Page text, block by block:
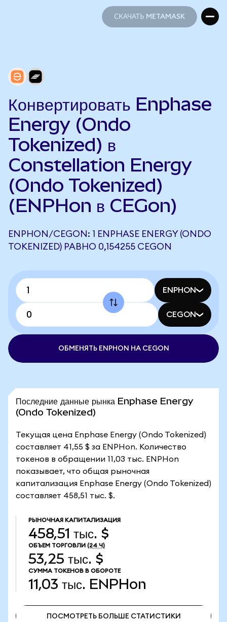
СКАЧАТЬ METAMASK
Конвертировать Enphase
Energy (Ondo
Tokenized) в
Constellation Energy
(Ondo Tokenized)
(ENPHon в CEGon)
ENPHON/CEGON: 1 ENPHASE ENERGY (ONDO
TOKENIZED) РАВНО 0,154255 CEGON
ENPHON
CEGON
ОБМЕНЯТЬ ENPHON НА CEGON
Последние данные рынка Enphase Energy
(Ondo Tokenized)
Текущая цена Enphase Energy (Ondo Tokenized)
составляет 41,55 $ за ENPHon. Количество
токенов в обращении 11,03 тыс. ENPHon
показывает, что общая рыночная
капитализация Enphase Energy (Ondo Tokenized)
составляет 458,51 тыс. $.
РЫНОЧНАЯ КАПИТАЛИЗАЦИЯ
458,51 тыс. $
ОБЪЕМ ТОРГОВЛИ (24 Ч)
53,25 тыс. $
СУММА ТОКЕНОВ В ОБОРОТЕ
11,03 тыс. ENPHon
ПОСМОТРЕТЬ БОЛЬШЕ СТАТИСТИКИ